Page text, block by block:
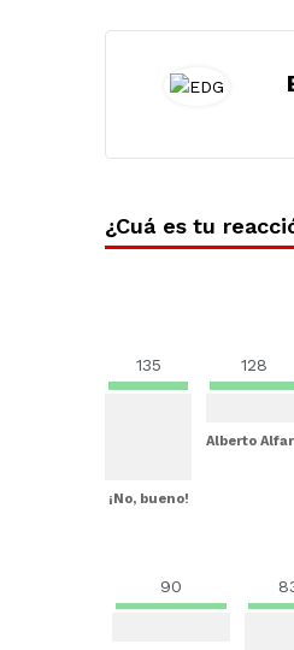
¿Cuá es tu
135
¡No, bueno!
128
Alberto
90